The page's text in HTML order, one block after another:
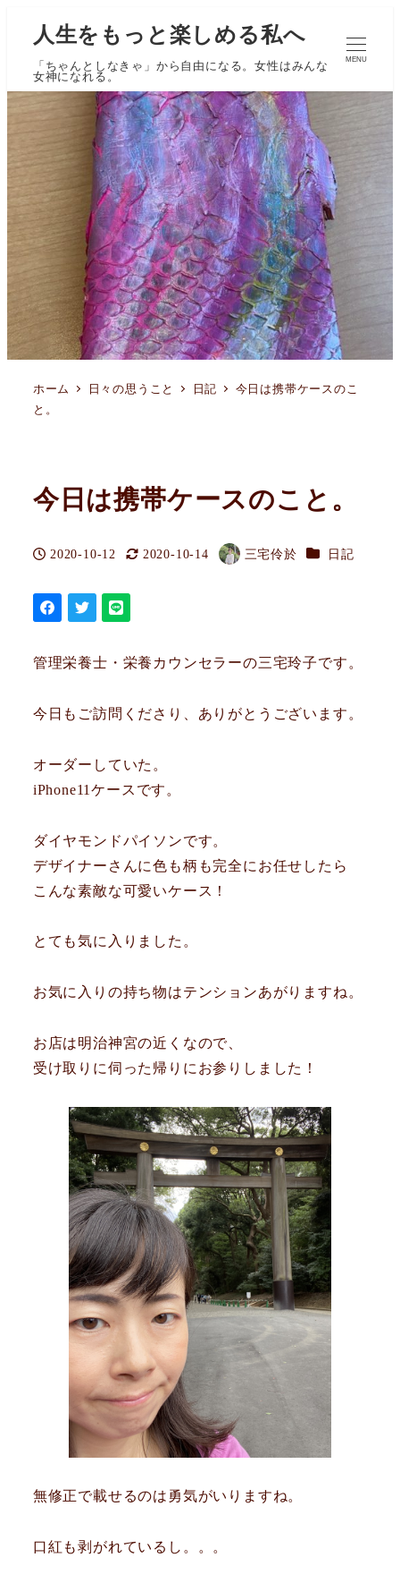
人生をもっと楽しめる私へ
「ちゃんとしなきゃ」から自由になる。女性はみんな
女神になれる。
MENU
ホーム 日々の思うこと 日記
今日は携帯ケースのこ
と。
今日は携帯ケースのこと。
投稿日
2020-10-12
更新日
2020-10-14
著
三宅伶於 カテゴリー
日記
管理栄養士・栄養カウンセラーの三宅玲子です。
今日もご訪問くださり、ありがとうございます。
オーダーしていた。
iPhone11ケースです。
ダイヤモンドパイソンです。
デザイナーさんに色も柄も完全にお任せしたら
こんな素敵な可愛いケース！
とても気に入りました。
お気に入りの持ち物はテンションあがりますね。
お店は明治神宮の近くなので、
受け取りに伺った帰りにお参りしました！
無修正で載せるのは勇気がいりますね。
口紅も剥がれているし。。。